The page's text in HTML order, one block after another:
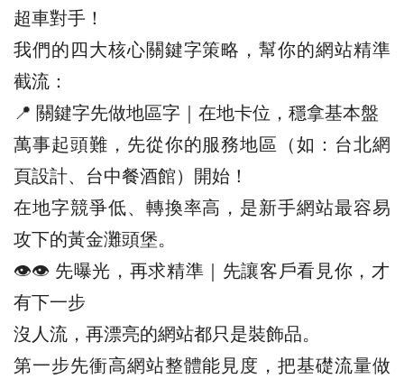
超車對手！
我們的四大核心關鍵字策略，幫你的網站精準
截流：
📍 關鍵字先做地區字｜在地卡位，穩拿基本盤
萬事起頭難，先從你的服務地區（如：台北網
頁設計、台中餐酒館）開始！
在地字競爭低、轉換率高，是新手網站最容易
攻下的黃金灘頭堡。
👁️‍👁️‍ 先曝光，再求精準｜先讓客戶看見你，才
有下一步
沒人流，再漂亮的網站都只是裝飾品。
第一步先衝高網站整體能見度，把基礎流量做